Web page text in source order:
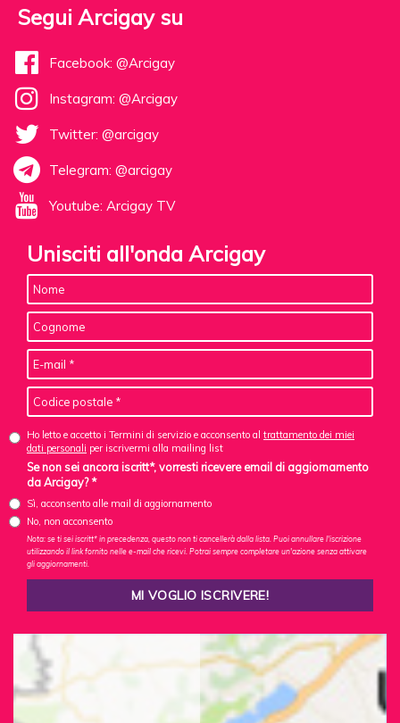
Segui Arcigay su
Facebook: @Arcigay
Instagram: @Arcigay
Twitter: @arcigay
Telegram: @arcigay
Youtube: Arcigay TV
Unisciti all'onda Arcigay
Ho letto e accetto i Termini di servizio e acconsento al trattamento dei miei
dati personali per iscrivermi alla mailing list
Se non sei ancora iscritt*, vorresti ricevere email di aggiornamento
da Arcigay? *
Sì, acconsento alle mail di aggiornamento
No, non acconsento
Nota: se ti sei iscritt* in precedenza, questo non ti cancellerà dalla lista. Puoi annullare l'iscrizione
utilizzando il link fornito nelle e-mail che ricevi. Potrai sempre completare un'azione senza attivare
gli aggiornamenti.